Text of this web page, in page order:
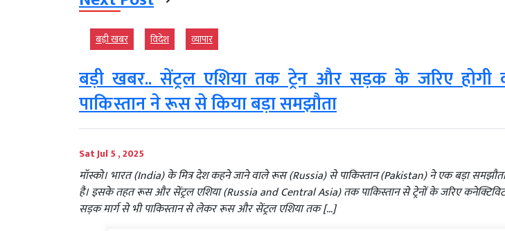
बड़ी खबर विदेश व्‍यापार
बड़ी खबर.. सेंट्रल एशिया तक ट्रेन और सड़क के जरिए होगी
पाकिस्तान ने रूस से किया बड़ा समझौता
Sat Jul 5 , 2025
मॉस्को। भारत (India) के मित्र देश कहने जाने वाले रूस (Russia) से पाकिस्तान (Pakistan) ने एक बड़ा
है। इसके तहत रूस और सेंट्रल एशिया (Russia and Central Asia) तक पाकिस्तान से ट्रेनों के जरिए
सड़क मार्ग से भी पाकिस्तान से लेकर रूस और सेंट्रल एशिया तक […]